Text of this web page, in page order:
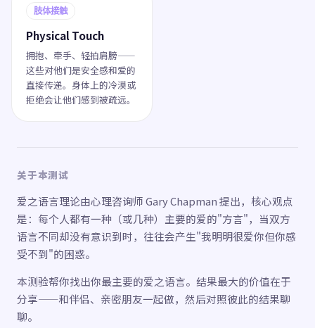
肢体接触
Physical Touch
拥抱、牵手、轻拍肩膀——
这些对他们是安全感和爱的
直接传递。身体上的冷漠或
拒绝会让他们感到被疏远。
关于本测试
爱之语言理论由心理咨询师 Gary Chapman 提出，核心观点
是：每个人都有一种（或几种）主要的爱的"方言"，当双方
语言不同却没有意识到时，往往会产生"我明明很爱你但你感
受不到"的困惑。
本测验帮你找出你最主要的爱之语言。结果最大的价值在于
分享——和伴侣、亲密朋友一起做，然后对照彼此的结果聊
聊。